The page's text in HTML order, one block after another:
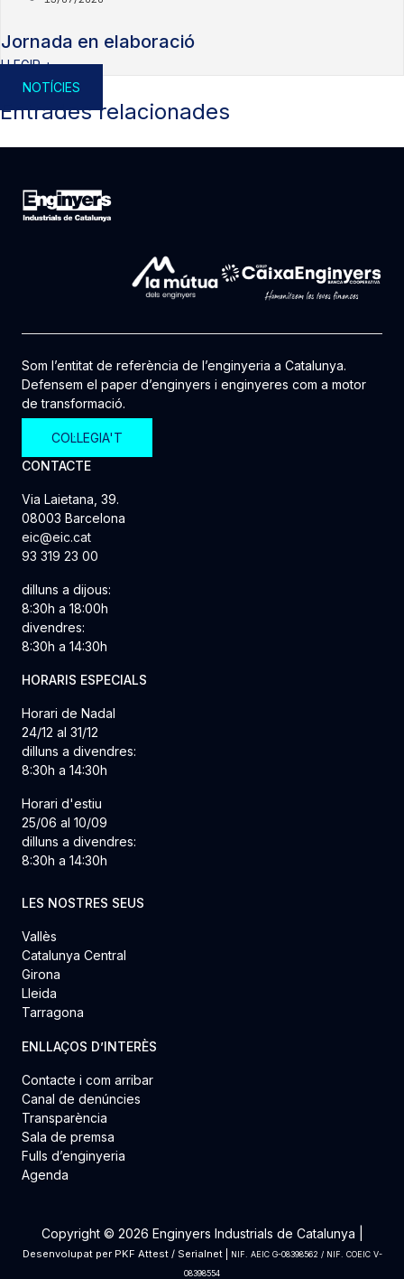
Jornada en elaboració
LLEGIR +
NOTÍCIES
Entrades relacionades
Som l’entitat de referència de l’enginyeria a Catalunya.
Defensem el paper d’enginyers i enginyeres com a motor
de transformació.
COL·LEGIA'T
CONTACTE
Via Laietana, 39.
08003 Barcelona
eic@eic.cat
93 319 23 00
dilluns a dijous:
8:30h a 18:00h
divendres:
8:30h a 14:30h
HORARIS ESPECIALS
Horari de Nadal
24/12 al 31/12
dilluns a divendres:
8:30h a 14:30h
Horari d'estiu
25/06 al 10/09
dilluns a divendres:
8:30h a 14:30h
LES NOSTRES SEUS
Vallès
Catalunya Central
Girona
Lleida
Tarragona
ENLLAÇOS D’INTERÈS
Contacte i com arribar
Canal de denúncies
Transparència
Sala de premsa
Fulls d’enginyeria
Agenda
Copyright © 2026 Enginyers Industrials de Catalunya |
Desenvolupat per PKF Attest/ Serialnet|
NIF. AEIC G-08398562 / NIF. COEIC V-
08398554